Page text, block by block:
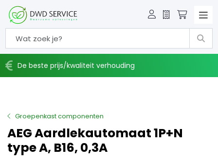
Offerte
De beste prijs/kwaliteit verhouding
Groepenkast componenten
AEG Aardlekautomaat 1P+N
type A, B16, 0,3A